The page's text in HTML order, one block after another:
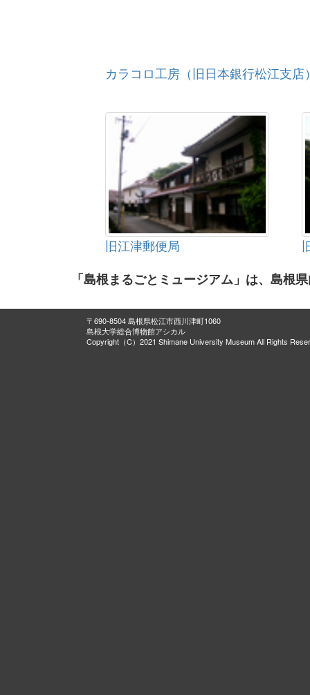
カラコロ工房（旧日本銀行松江支店
旧江津郵便局
「島根まるごとミュージアム」は、島根
〒690-8504 島根県松江市西川津町1060
島根大学総合博物館アシカル
Copyright（C）2021 Shimane University Museum All Rights